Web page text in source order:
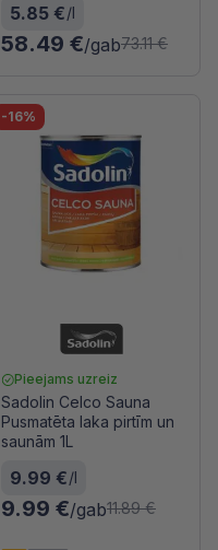
5.85 €/l
58.49 €/gab73.11 €
-16%
Pieejams uzreiz
Sadolin Celco Sauna
Pusmatēta laka pirtīm un
saunām 1L
9.99 €/l
9.99 €/gab11.89 €